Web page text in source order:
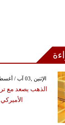
GMT 08:38 2026 الإثنين ,03 آب / أغسطس
الذهب يصعد مع